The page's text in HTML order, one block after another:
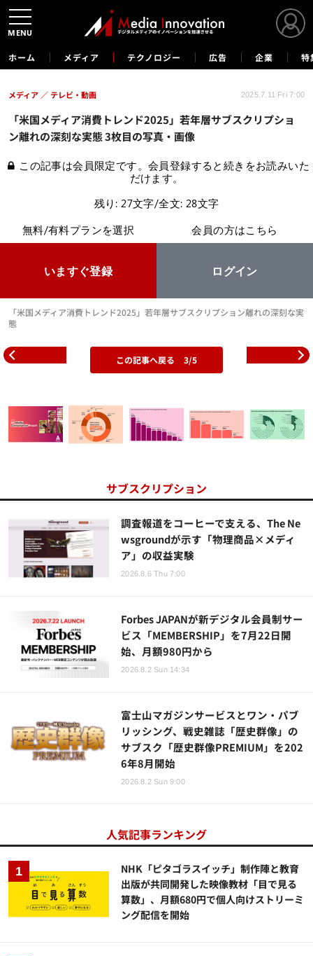
ホーム メディア テクノロジー 広告 企業 特
「米国メディア消費トレンド2025」若年層サブスクリプショ
ン離れの深刻な実態 3枚目の写真・画像
メディア テレビ・動画 2025.7.11 Fri 7:00
この記事は会員限定です。会員登録すると続きをお読みいた
だけます。
残り: 27文字/全文: 28文字
無料/有料プランを選択
いますぐ登録
会員の方はこちら
ログイン
「米国メディア消費トレンド2025」若年層サブスクリプション離れの深刻な実
態
この記事へ戻る 3/5
サブスクリプション
調査報道をコーヒーで支える、The Ne
wsgroundが示す「物理商品×メディ
ア」の収益実験
2026.8.6 Thu 7:00
Forbes JAPANが新デジタル会員制サー
ビス「MEMBERSHIP」を7月22日開
始、月額980円から
2026.8.2 Sun 14:34
富士山マガジンサービスとワン・パブ
リッシング、戦史雑誌「歴史群像」の
サブスク「歴史群像PREMIUM」を202
6年8月開始
2026.8.2 Sun 9:00
人気記事ランキング
NHK「ピタゴラスイッチ」制作陣と教育
出版が共同開発した映像教材「目で見る
算数」、月額680円で個人向けストリーミ
ング配信を開始
MENU